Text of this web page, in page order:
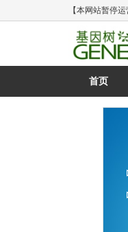
【本网站暂停
首页